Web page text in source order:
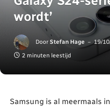
wordt’
Door Stefan Hage 19/
2 minuten leestijd
Samsung is al meermaals